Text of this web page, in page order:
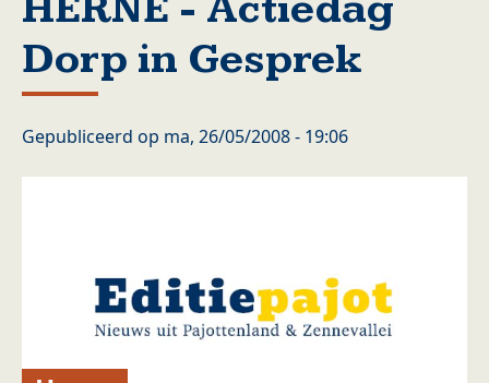
Dorp in Gesprek
Gepubliceerd op ma, 26/05/2008 - 19:06